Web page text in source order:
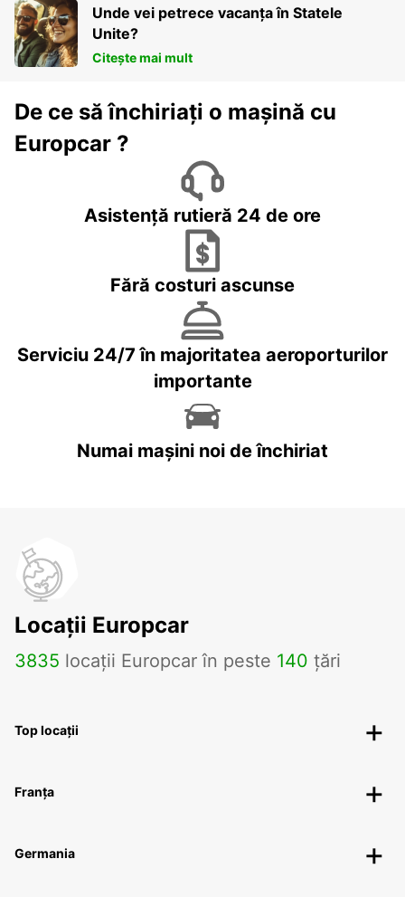
Unde vei petrece vacanța în Statele
Unite?
Citește mai mult
De ce să închiriați o mașină cu
Europcar ?
Asistență rutieră 24 de ore
Fără costuri ascunse
Serviciu 24/7 în majoritatea aeroporturilor
importante
Numai mașini noi de închiriat
Locații Europcar
3835 locații Europcar în peste 140 țări
Top locații
Franța
Germania